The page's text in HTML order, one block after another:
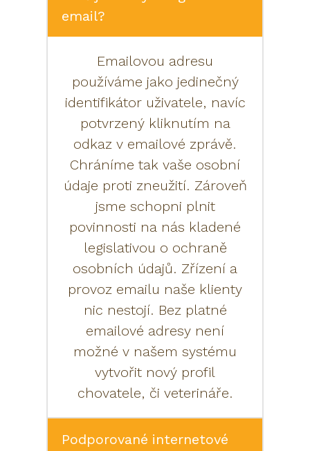
email?
Emailovou adresu
používáme jako jedinečný
identifikátor uživatele, navíc
potvrzený kliknutím na
odkaz v emailové zprávě.
Chráníme tak vaše osobní
údaje proti zneužití. Zároveň
jsme schopni plnit
povinnosti na nás kladené
legislativou o ochraně
osobních údajů. Zřízení a
provoz emailu naše klienty
nic nestojí. Bez platné
emailové adresy není
možné v našem systému
vytvořit nový profil
chovatele, či veterináře.
Podporované internetové